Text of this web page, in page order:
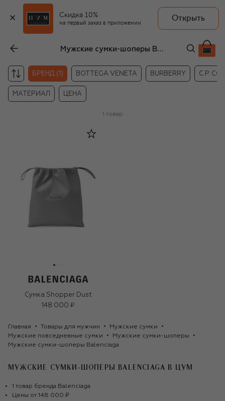
Скидка 10%
на первый заказ в приложении
Открыть
Мужские сумки-шоперы Balenciaga
БРЕНД (1) BOTTEGA VENETA BURBERRY C.P.
МАТЕРИАЛ ЦЕНА
1 товар
Сумка Shopper Dust
148 000 ₽
Главная Товары для мужчин
Мужские сумки
Мужские повседневные сумки
Мужские сумки-шоперы
Мужские сумки-шоперы Balenciaga
МУЖСКИЕ СУМКИ-ШОПЕРЫ BALENCIAGA В ЦУМ
1 товар бренда Balenciaga
Цены от 148 000 ₽